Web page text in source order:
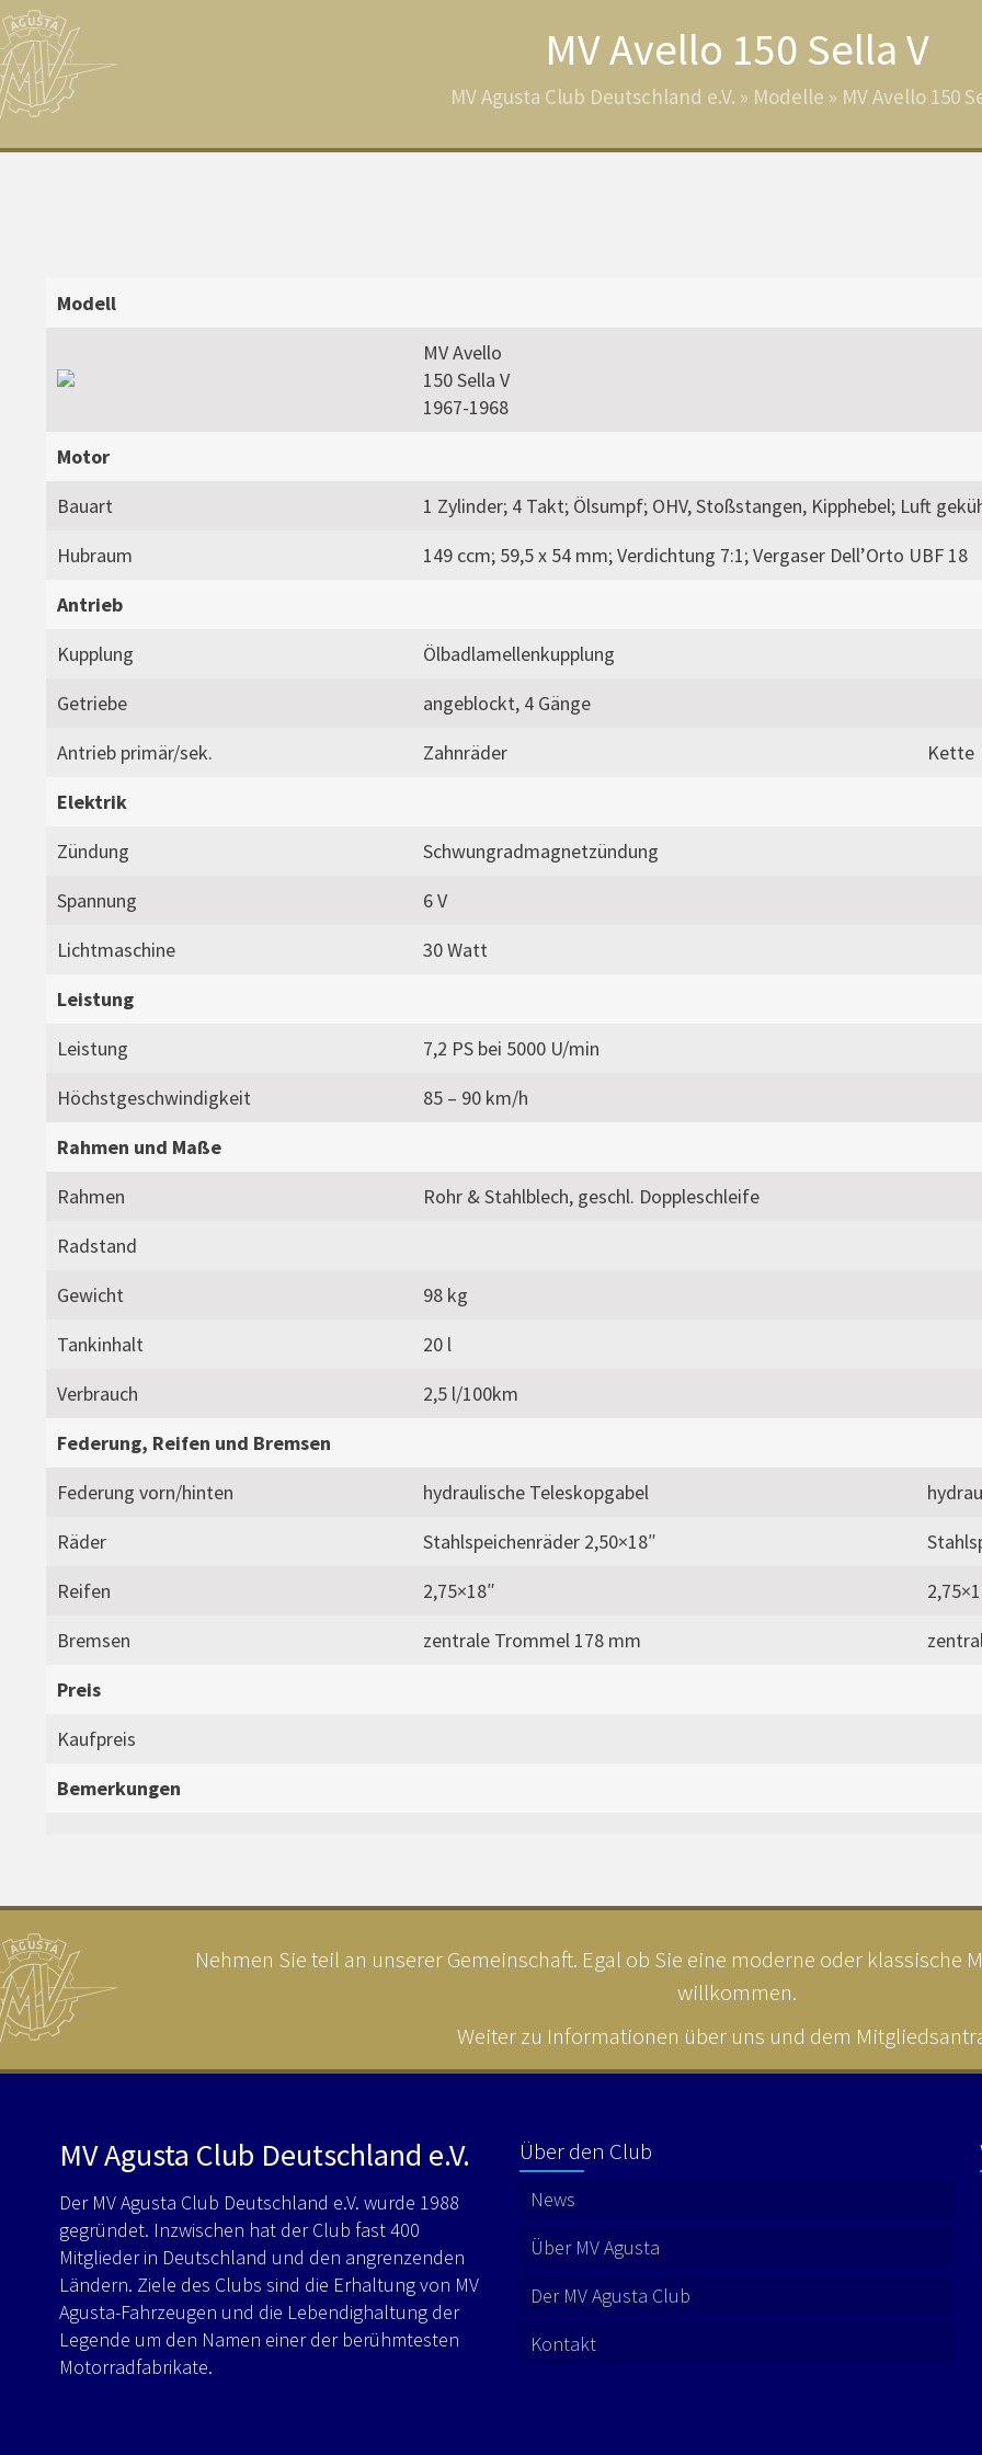
MV Avello 150 Sella V
MV Agusta Club Deutschland e.V. » Modelle » MV Avello 150
Modell
MV Avello
150 Sella V
1967-1968
Motor
Bauart
1 Zylinder; 4 Takt; Ölsumpf; OHV, Stoßstangen, Kipphebel; Luft
Hubraum
149 ccm; 59,5 x 54 mm; Verdichtung 7:1; Vergaser Dell’Orto UBF 18
Antrieb
Kupplung
Ölbadlamellenkupplung
Getriebe
angeblockt, 4 Gänge
Antrieb primär/sek.
Zahnräder
Kette
Elektrik
Zündung
Schwungradmagnetzündung
Spannung
6 V
Lichtmaschine
30 Watt
Leistung
Leistung
7,2 PS bei 5000 U/min
Höchstgeschwindigkeit
85 – 90 km/h
Rahmen und Maße
Rahmen
Rohr & Stahlblech, geschl. Doppleschleife
Radstand
Gewicht
98 kg
Tankinhalt
20 l
Verbrauch
2,5 l/100km
Federung, Reifen und Bremsen
Federung vorn/hinten
hydraulische Teleskopgabel
Räder
Stahlspeichenräder 2,50×18″
Reifen
2,75×18″
Bremsen
zentrale Trommel 178 mm
Preis
Kaufpreis
Bemerkungen
Nehmen Sie teil an unserer Gemeinschaft. Egal ob Sie eine moderne oder klassische
willkommen.
Weiter zu Informationen über uns und dem
MV Agusta Club Deutschland e.V.
Der MV Agusta Club Deutschland e.V. wurde 1988
gegründet. Inzwischen hat der Club fast 400
Mitglieder in Deutschland und den angrenzenden
Ländern. Ziele des Clubs sind die Erhaltung von MV
Agusta-Fahrzeugen und die Lebendighaltung der
Legende um den Namen einer der berühmtesten
Motorradfabrikate.
Über den Club
News
Über MV Agusta
Der MV Agusta Club
Kontakt